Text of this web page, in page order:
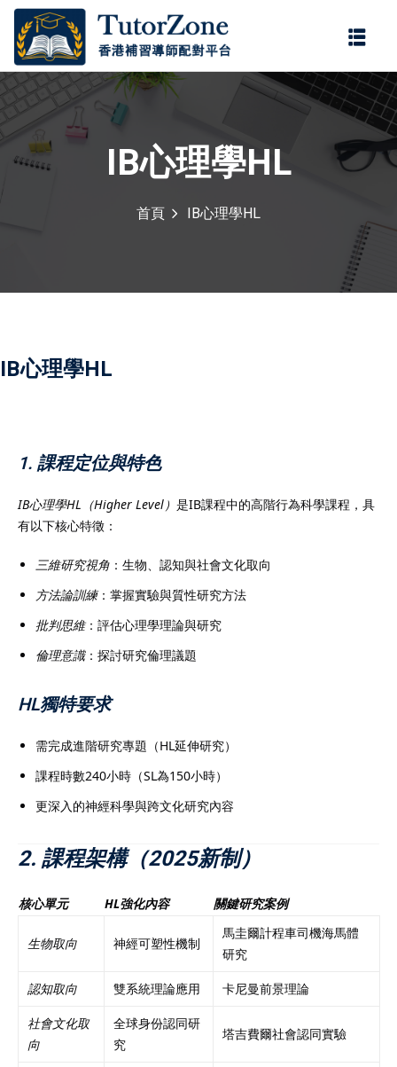
IB心理學HL
首頁 IB心理學HL
IB心理學HL
1. 課程定位與特色
IB心理學HL（Higher Level） 是IB課程中的高階行為科學課程，具
有以下核心特徵：
三維研究視角 ：生物、認知與社會文化取向
方法論訓練：掌握實驗與質性研究方法
批判思維：評估心理學理論與研究
倫理意識：探討研究倫理議題
HL獨特要求
需完成進階研究專題（HL延伸研究）
課程時數240小時（SL為150小時）
更深入的神經科學與跨文化研究內容
2. 課程架構（2025新制）
核心單元 HL強化內容 關鍵研究案例
生物取向 神經可塑性機制
馬圭爾計程車司機海馬體
研究
認知取向 雙系統理論應用 卡尼曼前景理論
社會文化取
向
全球身份認同研
究
塔吉費爾社會認同實驗
登錄